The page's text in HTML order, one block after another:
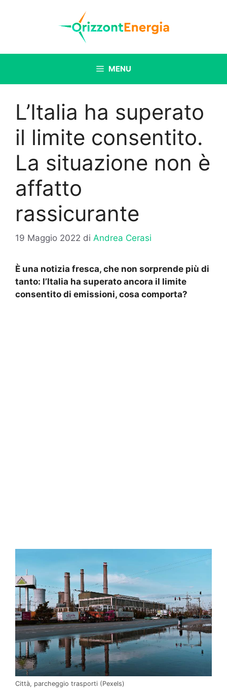
MENU
L’Italia ha superato
il limite consentito.
La situazione non è
affatto
rassicurante
19 Maggio 2022 di Andrea Cerasi
È una notizia fresca, che non sorprende più di
tanto: l’Italia ha superato ancora il limite
consentito di emissioni, cosa comporta?
Città, parcheggio trasporti (Pexels)